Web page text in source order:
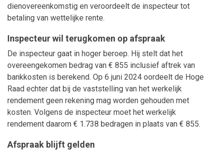
dienovereenkomstig en veroordeelt de inspecteur tot
betaling van wettelijke rente.
Inspecteur wil terugkomen op afspraak
De inspecteur gaat in hoger beroep. Hij stelt dat het
overeengekomen bedrag van € 855 inclusief aftrek van
bankkosten is berekend. Op 6 juni 2024 oordeelt de Hoge
Raad echter dat bij de vaststelling van het werkelijk
rendement geen rekening mag worden gehouden met
kosten. Volgens de inspecteur moet het werkelijk
rendement daarom € 1.738 bedragen in plaats van € 855.
Afspraak blijft gelden